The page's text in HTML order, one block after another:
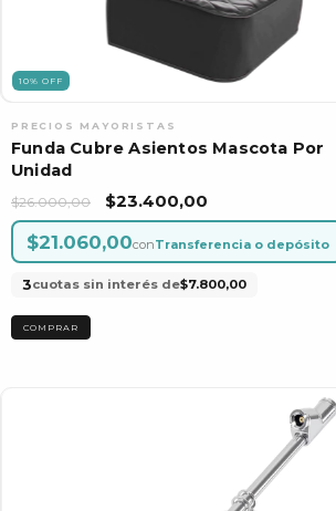
10% OFF
Funda Cubre Asientos Mascota Por
Unidad
$26.000,00 $23.400,00
$21.060,00conTransferencia o depósito
3cuotas sin interés de$7.800,00